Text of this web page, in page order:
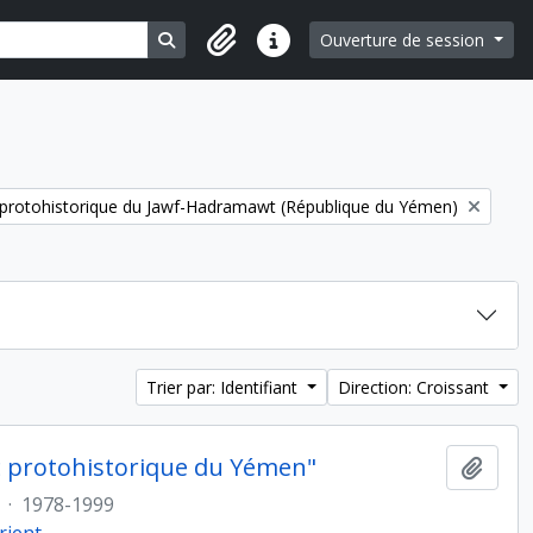
Search in browse page
Liens rapidesOuverture de session
du Jawf-Hadramawt (République du Yémen)
Trier par: Identifiant Direction: Croissant
du Yémen"
· 1978-1999